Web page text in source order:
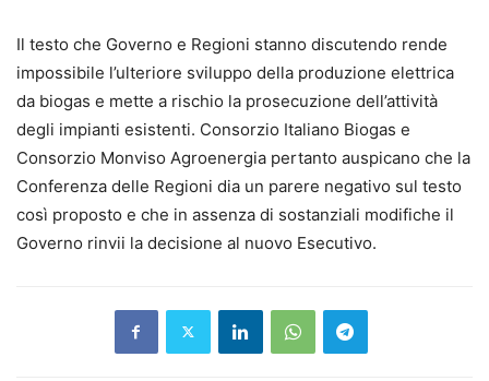
Il testo che Governo e Regioni stanno discutendo rende
impossibile l’ulteriore sviluppo della produzione elettrica
da biogas e mette a rischio la prosecuzione dell’attività
degli impianti esistenti. Consorzio Italiano Biogas e
Consorzio Monviso Agroenergia pertanto auspicano che la
Conferenza delle Regioni dia un parere negativo sul testo
così proposto e che in assenza di sostanziali modifiche il
Governo rinvii la decisione al nuovo Esecutivo.